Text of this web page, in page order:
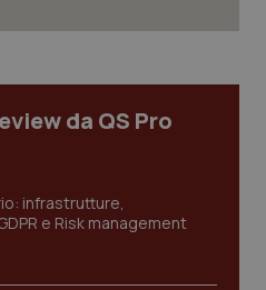
da QS Pro
infrastrutture,
e Risk management